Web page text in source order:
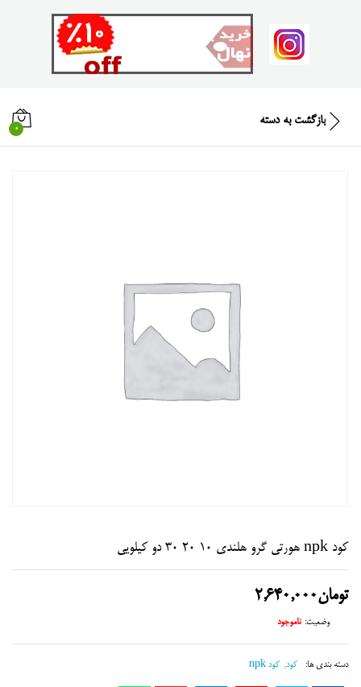
بازگشت به دسته
0
کود npk هورتی گرو هلندی 10 20 30 دو کیلویی
تومان2,640,000
وضعیت: ناموجود
دسته بندی ها: کود, کود npk